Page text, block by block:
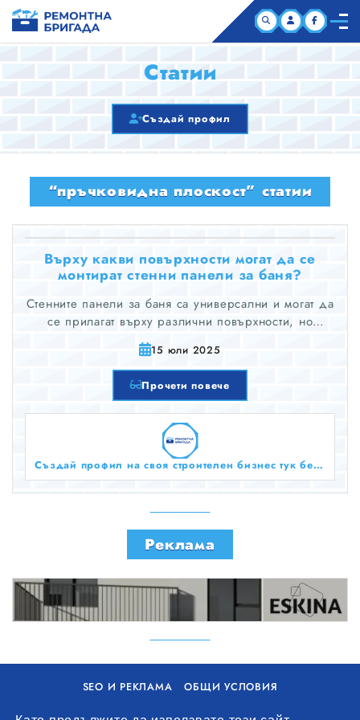
НАЧАЛО
КОМПАНИИ
ЗА НАС
Статии
Създай профил
“пръчковидна плоскост” статии
Върху какви повърхности могат да се
монтират стенни панели за баня?
Стенните панели за баня са универсални и могат да
се прилагат върху различни повърхности, но
подготовката и съвместимостта на повърхността ще
повлияят както на лекотата на монтаж, така и на
дълготрайността на панелите.
15 юли 2025
Прочети повече
Създай профил на своя строителен бизнес тук безплатно!
Реклама
SEO И РЕКЛАМА
ОБЩИ УСЛОВИЯ